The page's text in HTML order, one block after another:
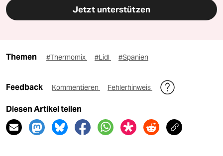
Jetzt unterstützen
Themen #Thermomix #Lidl #Spanien
Feedback Kommentieren Fehlerhinweis
Diesen Artikel teilen